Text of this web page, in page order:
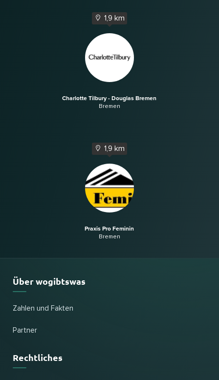
1,9 km
Charlotte Tilbury - Douglas Bremen
Bremen
1,9 km
Praxis Pro Feminin
Bremen
Über wogibtswas
Zahlen und Fakten
Partner
Rechtliches